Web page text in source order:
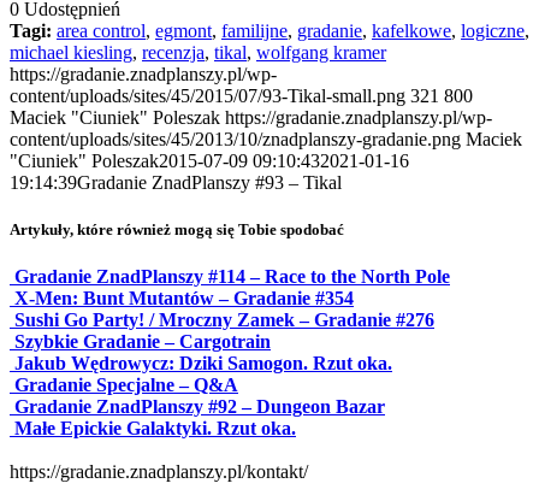
0 Udostępnień
Tagi: area control, egmont, familijne, gradanie, kafelkowe, logiczne,
michael kiesling, recenzja, tikal, wolfgang kramer
https://gradanie.znadplanszy.pl/wp-
content/uploads/sites/45/2015/07/93-Tikal-small.png 321 800
Maciek "Ciuniek" Poleszak https://gradanie.znadplanszy.pl/wp-
content/uploads/sites/45/2013/10/znadplanszy-gradanie.png Maciek
"Ciuniek" Poleszak2015-07-09 09:10:432021-01-16
19:14:39Gradanie ZnadPlanszy #93 – Tikal
Artykuły, które również mogą się Tobie spodobać
Gradanie ZnadPlanszy #114 – Race to the North Pole
X-Men: Bunt Mutantów – Gradanie #354
Sushi Go Party! / Mroczny Zamek – Gradanie #276
Szybkie Gradanie – Cargotrain
Jakub Wędrowycz: Dziki Samogon. Rzut oka.
Gradanie Specjalne – Q&A
Gradanie ZnadPlanszy #92 – Dungeon Bazar
Małe Epickie Galaktyki. Rzut oka.
https://gradanie.znadplanszy.pl/kontakt/